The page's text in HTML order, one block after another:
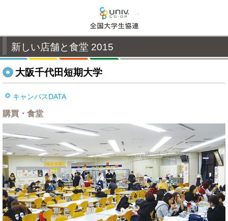
新しい店舗と食堂 2015
大阪千代田短期大学
キャンパスDATA
購買・食堂